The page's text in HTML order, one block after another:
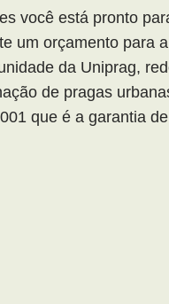
você está pronto
um orçamento para
da Uniprag,
de pragas
que é a garantia